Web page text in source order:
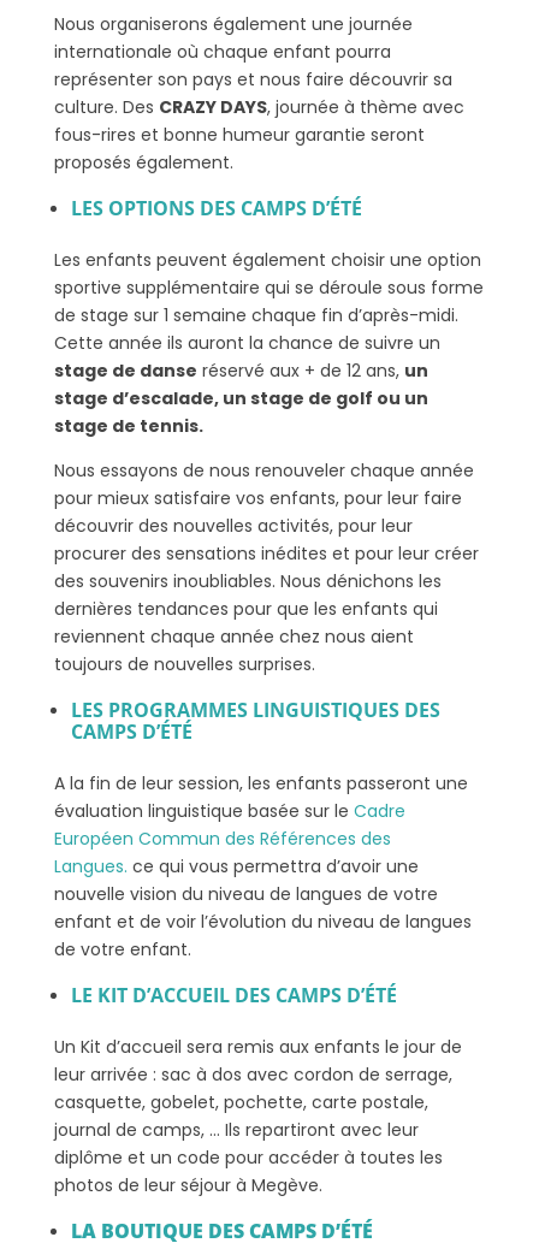
Nous organiserons également une journée
internationale où chaque enfant pourra
représenter son pays et nous faire découvrir sa
culture. Des CRAZY DAYS, journée à thème avec
fous-rires et bonne humeur garantie seront
proposés également.
LES OPTIONS DES CAMPS D’ÉTÉ
Les enfants peuvent également choisir une option
sportive supplémentaire qui se déroule sous forme
de stage sur 1 semaine chaque fin d’après-midi.
Cette année ils auront la chance de suivre un
stage de danse réservé aux + de 12 ans, un
stage d’escalade, un stage de golf ou un
stage de tennis.
Nous essayons de nous renouveler chaque année
pour mieux satisfaire vos enfants, pour leur faire
découvrir des nouvelles activités, pour leur
procurer des sensations inédites et pour leur créer
des souvenirs inoubliables. Nous dénichons les
dernières tendances pour que les enfants qui
reviennent chaque année chez nous aient
toujours de nouvelles surprises.
LES PROGRAMMES LINGUISTIQUES DES
CAMPS D’ÉTÉ
A la fin de leur session, les enfants passeront une
évaluation linguistique basée sur le Cadre
Européen Commun des Références des
Langues. ce qui vous permettra d’avoir une
nouvelle vision du niveau de langues de votre
enfant et de voir l’évolution du niveau de langues
de votre enfant.
LE KIT D’ACCUEIL DES CAMPS D’ÉTÉ
Un Kit d’accueil sera remis aux enfants le jour de
leur arrivée : sac à dos avec cordon de serrage,
casquette, gobelet, pochette, carte postale,
journal de camps, … Ils repartiront avec leur
diplôme et un code pour accéder à toutes les
photos de leur séjour à Megève.
LA BOUTIQUE DES CAMPS D’ÉTÉ